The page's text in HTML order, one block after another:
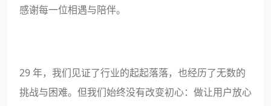
感谢每一位相遇与陪伴。
29 年，我们见证了行业的起起落落，也经历了无数的
挑战与困难。但我们始终没有改变初心：做让用户放心